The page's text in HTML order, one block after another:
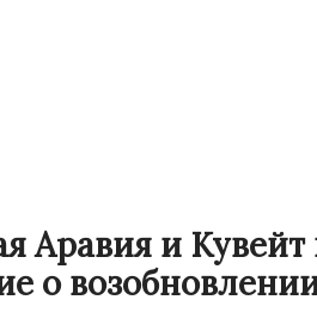
Аравия и
о